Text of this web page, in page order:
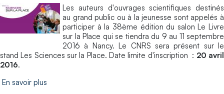
Les auteurs d'ouvrages scientifiques destinés
au grand public ou à la jeunesse sont appelés à
participer à la 38ème édition du salon Le Livre
sur la Place qui se tiendra du 9 au 11 septembre
2016 à Nancy. Le CNRS sera présent sur le
stand Les Sciences sur la Place. Date limite d'inscription : 20 avril
2016.
En savoir plus